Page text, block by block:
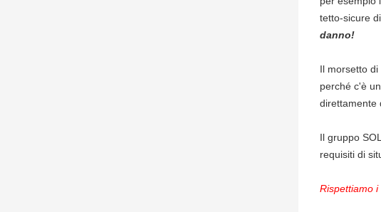
tetto-sicure
danno!
Il morsetto
perché c'è
direttamente
Il gruppo
requisiti di
Rispettiamo i